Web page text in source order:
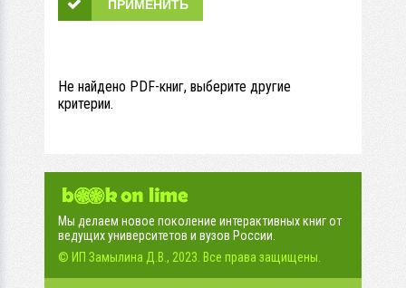
Не найдено PDF-книг, выберите другие
критерии.
Мы делаем новое поколение интерактивных книг от
ведущих университетов и вузов России.
© ИП Замылина Д.В., 2023. Все права защищены.